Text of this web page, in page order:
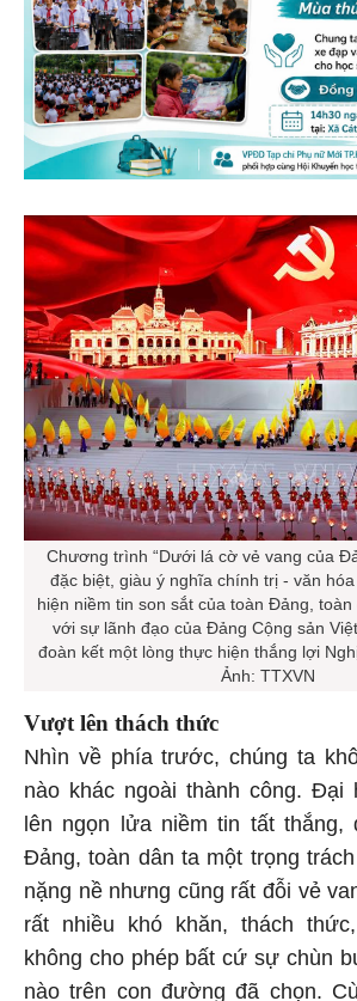
Chương trình “Dưới lá cờ vẻ vang của
đặc biệt, giàu ý nghĩa chính trị - văn
hiện niềm tin son sắt của toàn Đảng,
với sự lãnh đạo của Đảng Cộng sản
đoàn kết một lòng thực hiện thắng lợi
Ảnh: TTXVN
Vượt lên thách thức
Nhìn về phía trước, chúng ta
nào khác ngoài thành công. Đại
lên ngọn lửa niềm tin tất thắng,
Đảng, toàn dân ta một trọng
nặng nề nhưng cũng rất đỗi vẻ
rất nhiều khó khăn, thách
không cho phép bất cứ sự chùn
nào trên con đường đã chọn.